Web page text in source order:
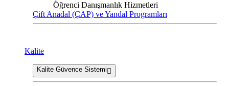
Öğrenci Danışmanlık Hizmetleri
Çift Anadal (ÇAP) ve Yandal Programları
Kalite
Kalite Güvence Sistemi